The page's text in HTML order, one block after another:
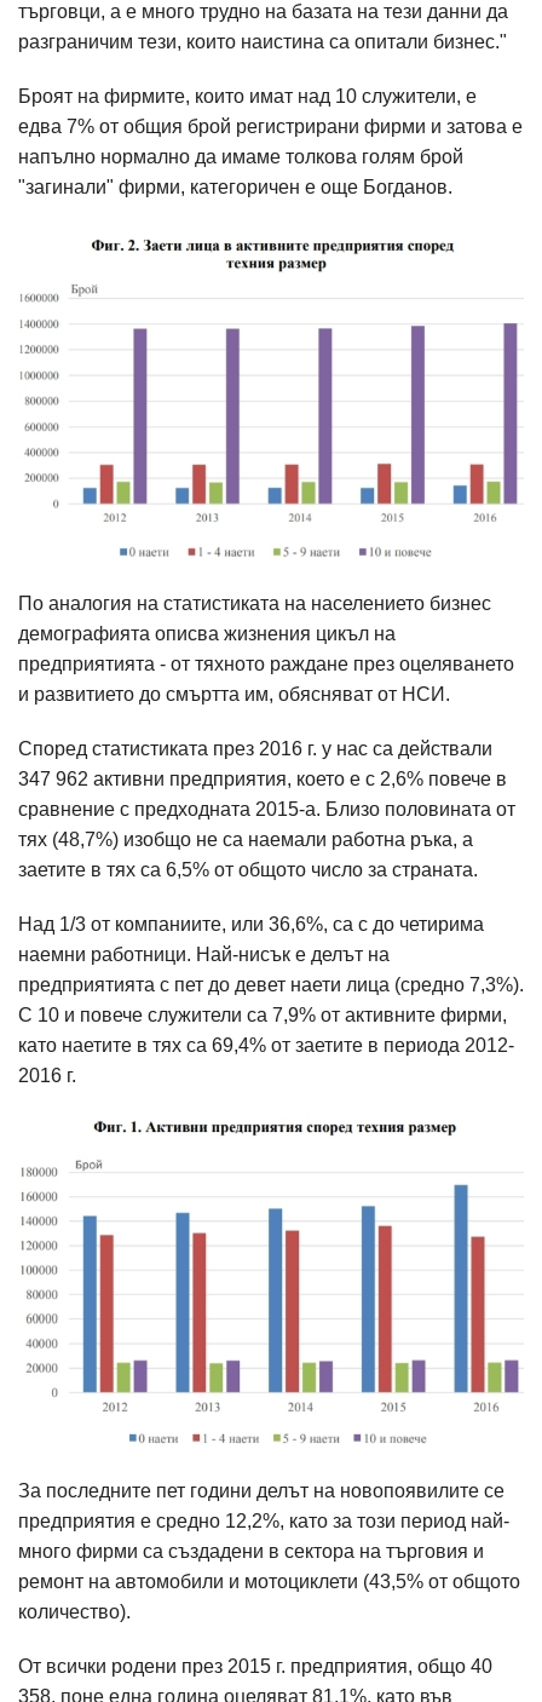
търговци, а е много трудно на базата на тези данни да
разграничим тези, които наистина са опитали бизнес."
Броят на фирмите, които имат над 10 служители, е
едва 7% от общия брой регистрирани фирми и затова е
напълно нормално да имаме толкова голям брой
"загинали" фирми, категоричен е още Богданов.
По аналогия на статистиката на населението бизнес
демографията описва жизнения цикъл на
предприятията - от тяхното раждане през оцеляването
и развитието до смъртта им, обясняват от НСИ.
Според статистиката през 2016 г. у нас са действали
347 962 активни предприятия, което е с 2,6% повече в
сравнение с предходната 2015-а. Близо половината от
тях (48,7%) изобщо не са наемали работна ръка, а
заетите в тях са 6,5% от общото число за страната.
Над 1/3 от компаниите, или 36,6%, са с до четирима
наемни работници. Най-нисък е делът на
предприятията с пет до девет наети лица (средно 7,3%).
С 10 и повече служители са 7,9% от активните фирми,
като наетите в тях са 69,4% от заетите в периода 2012-
2016 г.
За последните пет години делът на новопоявилите се
предприятия е средно 12,2%, като за този период най-
много фирми са създадени в сектора на търговия и
ремонт на автомобили и мотоциклети (43,5% от общото
количество).
От всички родени през 2015 г. предприятия, общо 40
358, поне една година оцеляват 81,1%, като във